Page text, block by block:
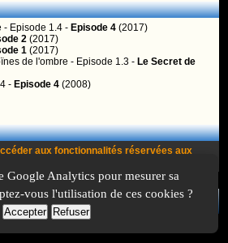
- Episode 1.4 - Episode 4 (2017)
2 (2017)
1 (2017)
de l'ombre - Episode 1.3 - Le Secret de
- Episode 4 (2008)
aux fonctionnalités réservées aux
nous-A-Suivre.org-
Google Analytics pour mesurer sa
vous l'utilisation de ces cookies ?
Accepter Refuser